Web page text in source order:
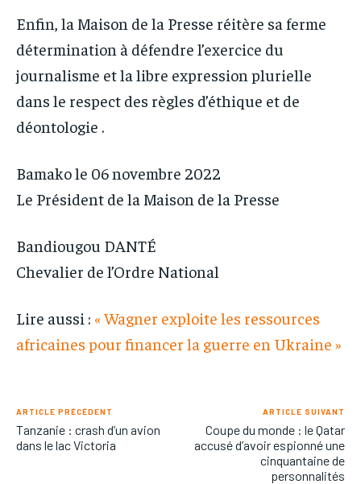
Enfin, la Maison de la Presse réitère sa ferme
détermination à défendre l’exercice du
journalisme et la libre expression plurielle
dans le respect des règles d’éthique et de
déontologie .
Bamako le 06 novembre 2022
Le Président de la Maison de la Presse
Bandiougou DANTÉ
Chevalier de l’Ordre National
Lire aussi : « Wagner exploite les ressources
africaines pour financer la guerre en Ukraine »
ARTICLE PRÉCÉDENT
Tanzanie : crash d’un avion
dans le lac Victoria
ARTICLE SUIVANT
Coupe du monde : le Qatar
accusé d’avoir espionné une
cinquantaine de
personnalités